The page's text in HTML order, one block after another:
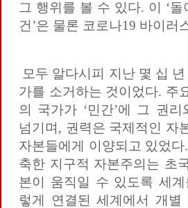
그 행위를 볼 수 있다. 이 ‘돌
건’은 물론 코로나19 바이러
모두 알다시피 지난 몇 십
가를 소거하는 것이었다. 주
의 국가가 ‘민간’에 그 권
넘기며, 권력은 국제적인 자
자본들에게 이양되고 있었
축한 지구적 자본주의는 초
본이 움직일 수 있도록 세
렇게 연결된 세계에서 개